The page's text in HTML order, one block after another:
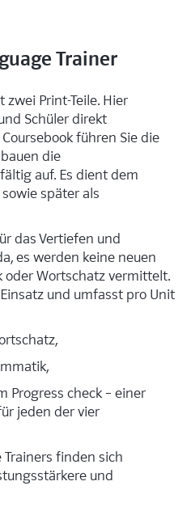
Trainer
zwei Print-Teile. Hier
Schüler direkt
führen Sie die
die
auf. Es dient dem
später als
das Vertiefen und
es werden keine neuen
oder Wortschatz vermittelt.
und umfasst pro Unit
Progress check – einer
jeden der vier
Trainers finden sich
und